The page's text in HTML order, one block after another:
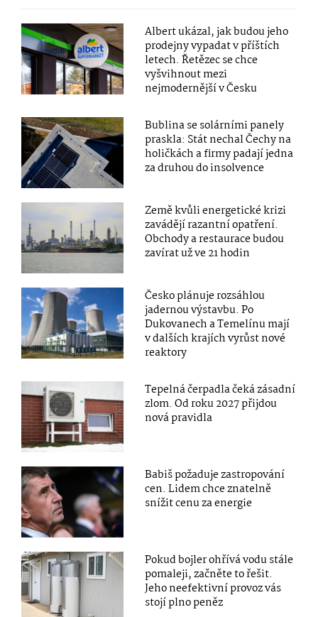
Albert ukázal, jak budou jeho
prodejny vypadat v příštích
letech. Řetězec se chce
vyšvihnout mezi
nejmodernější v Česku
Bublina se solárními panely
praskla: Stát nechal Čechy na
holičkách a firmy padají jedna
za druhou do insolvence
Země kvůli energetické krizi
zavádějí razantní opatření.
Obchody a restaurace budou
zavírat už ve 21 hodin
Česko plánuje rozsáhlou
jadernou výstavbu. Po
Dukovanech a Temelínu mají
v dalších krajích vyrůst nové
reaktory
Tepelná čerpadla čeká zásadní
zlom. Od roku 2027 přijdou
nová pravidla
Babiš požaduje zastropování
cen. Lidem chce znatelně
snížit cenu za energie
Pokud bojler ohřívá vodu stále
pomaleji, začněte to řešit.
Jeho neefektivní provoz vás
stojí plno peněz